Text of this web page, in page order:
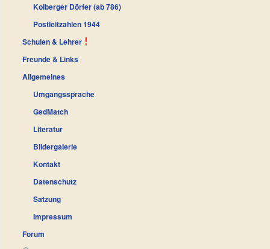
Kolberger Dörfer (ab 786)
Postleitzahlen 1944
Schulen & Lehrer
Freunde & Links
Allgemeines
Umgangssprache
GedMatch
Literatur
Bildergalerie
Kontakt
Datenschutz
Satzung
Impressum
Forum